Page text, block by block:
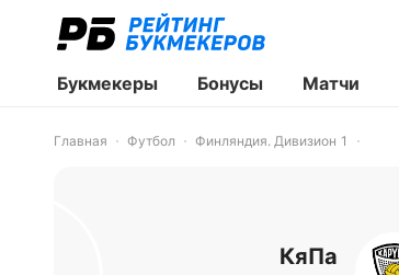
Букмекеры Бонусы Матчи
Главная Футбол Финляндия. Дивизион 1
КяПа